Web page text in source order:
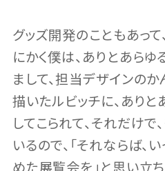
グッズ開発のこともあって
にかく僕は、ありとあらゆ
まして、担当デザインの
描いたルビッチに、あり
してこられて、それだけで
いるので、「それならば、
めた展覧会を」と思い立ち